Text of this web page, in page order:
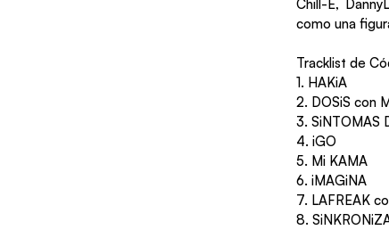
Chill-E,
como una
Tracklist de
1. HAKiA
2. DOSiS con
3. SiNTOMAS
4. iGO
5. Mi KAMA
6. iMAGiNA
7. LAFREAK
8.